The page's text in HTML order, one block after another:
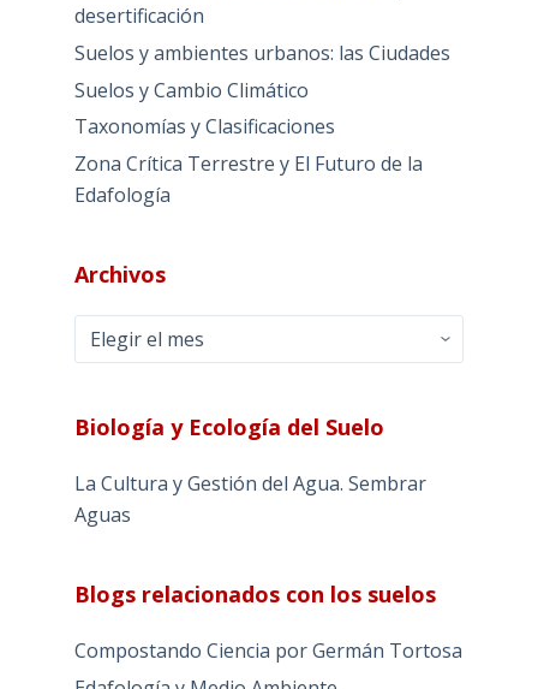
desertificación
Suelos y ambientes urbanos: las Ciudades
Suelos y Cambio Climático
Taxonomías y Clasificaciones
Zona Crítica Terrestre y El Futuro de la
Edafología
Archivos
Archivos
Biología y Ecología del Suelo
La Cultura y Gestión del Agua. Sembrar
Aguas
Blogs relacionados con los suelos
Compostando Ciencia por Germán Tortosa